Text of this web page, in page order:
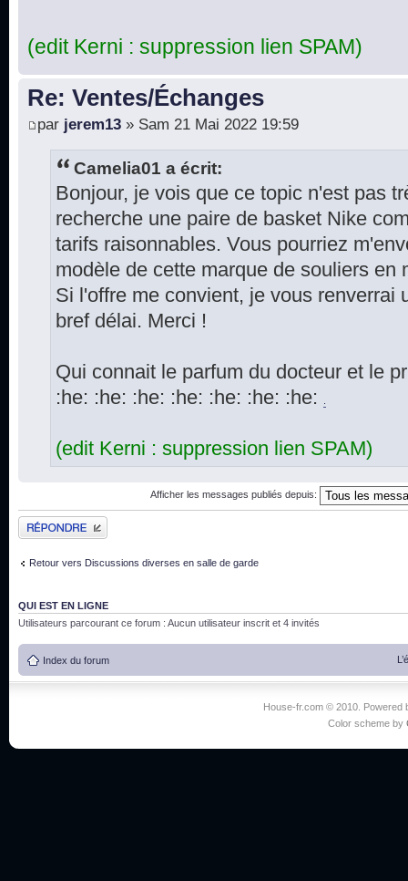
(edit Kerni : suppression lien SPAM)
Re: Ventes/Échanges
par jerem13 » Sam 21 Mai 2022 19:59
Camelia01 a écrit:
Bonjour, je vois que ce topic n'est pas
recherche une paire de basket Nike
tarifs raisonnables. Vous pourriez
modèle de cette marque de souliers en
Si l'offre me convient, je vous renverrai
bref délai. Merci !
Qui connait le parfum du docteur et le
:he: :he: :he: :he: :he: :he: :he:
(edit Kerni : suppression lien SPAM)
Afficher les messages publiés depuis:
Publier une réponse
Retour vers Discussions diverses en salle de garde
QUI EST EN LIGNE
Utilisateurs parcourant ce forum : Aucun utilisateur inscrit et 4 invités
Index du forum
House-fr.com © 2010. Powered
Color scheme by